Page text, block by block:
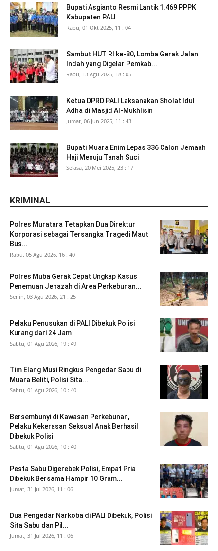
Bupati Asgianto Resmi Lantik 1.469 PPPK
Kabupaten PALI
Rabu, 01 Okt 2025, 11 : 04
Sambut HUT RI ke-80, Lomba Gerak Jalan
Indah yang Digelar Pemkab...
Rabu, 13 Agu 2025, 18 : 05
Ketua DPRD PALI Laksanakan Sholat Idul
Adha di Masjid Al-Mukhlisin
Jumat, 06 Jun 2025, 11 : 43
Bupati Muara Enim Lepas 336 Calon Jemaah
Haji Menuju Tanah Suci
Selasa, 20 Mei 2025, 23 : 17
KRIMINAL
Polres Muratara Tetapkan Dua Direktur
Korporasi sebagai Tersangka Tragedi Maut
Bus...
Rabu, 05 Agu 2026, 16 : 40
Polres Muba Gerak Cepat Ungkap Kasus
Penemuan Jenazah di Area Perkebunan...
Senin, 03 Agu 2026, 21 : 25
Pelaku Penusukan di PALI Dibekuk Polisi
Kurang dari 24 Jam
Sabtu, 01 Agu 2026, 19 : 49
Tim Elang Musi Ringkus Pengedar Sabu di
Muara Beliti, Polisi Sita...
Sabtu, 01 Agu 2026, 10 : 40
Bersembunyi di Kawasan Perkebunan,
Pelaku Kekerasan Seksual Anak Berhasil
Dibekuk Polisi
Sabtu, 01 Agu 2026, 10 : 40
Pesta Sabu Digerebek Polisi, Empat Pria
Dibekuk Bersama Hampir 10 Gram...
Jumat, 31 Jul 2026, 11 : 06
Dua Pengedar Narkoba di PALI Dibekuk, Polisi
Sita Sabu dan Pil...
Jumat, 31 Jul 2026, 11 : 06